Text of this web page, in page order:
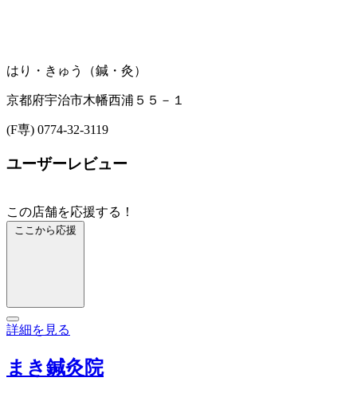
はり・きゅう（鍼・灸）
京都府宇治市木幡西浦５５－１
(F専) 0774-32-3119
ユーザーレビュー
この店舗を応援する！
ここから応援
詳細を見る
まき鍼灸院